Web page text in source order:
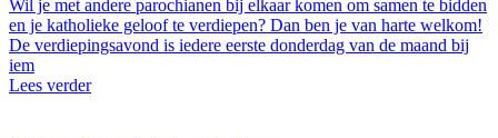
Wil je met andere parochianen bij elkaar komen om samen te bidden
en je katholieke geloof te verdiepen? Dan ben je van harte welkom!
De verdiepingsavond is iedere eerste donderdag van de maand bij
iem
Lees verder